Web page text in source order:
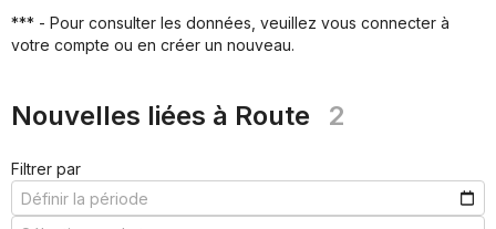
*** - Pour consulter les données, veuillez vous connecter à
votre compte ou en créer un nouveau.
Nouvelles liées à Route 2
Filtrer par